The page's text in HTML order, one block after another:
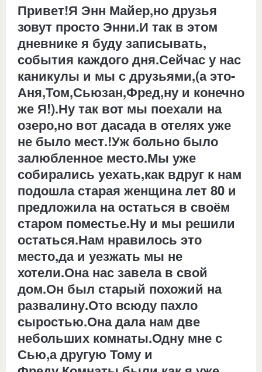
Привет!Я Энн Майер,но друзья
зовут просто Энни.И так в этом
дневнике я буду записывать,
события каждого дня.Сейчас у нас
каникулы и мы с друзьями,(а это-
Аня,Том,Сьюзан,Фред,ну и конечно
же Я!).Ну так вот мы поехали на
озеро,но вот дасада в отелях уже
не было мест.!Уж больно было
залюбленное место.Мы уже
собирались уехать,как вдруг к нам
подошла старая женщина лет 80 и
предложила на остаться в своём
старом поместье.Ну и мы решили
остаться.Нам нравилось это
место,да и уезжать мы не
хотели.Она нас завела в свой
дом.Он был старый похожий на
развалину.Ото всюду пахло
сыростью.Она дала нам две
небольших комнаты.Одну мне с
Сью,а другую Тому и